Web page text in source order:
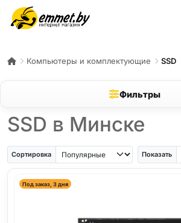
Компьютеры и комплектующие SSD
Фильтры
SSD в Минске
Сортировка Показать
Под заказ, 3 дня